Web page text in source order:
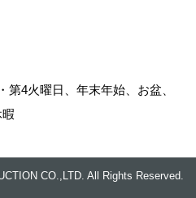
第4火曜日、年末年始、お盆、
CO.,LTD. All Rights Reserved.